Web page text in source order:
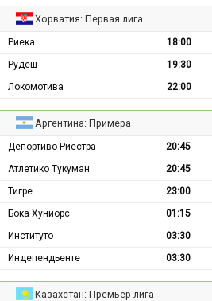
Хорватия: Первая лига
Риека 18:00
Рудеш
19:30
Локомотива
22:00
Аргентина: Примера
Депортиво Риестра 20:45
Атлетико Тукуман
20:45
Тигре
23:00
Бока Хуниорс
01:15
Институто
03:30
Индепендьенте
03:30
Казахстан: Премьер-лига